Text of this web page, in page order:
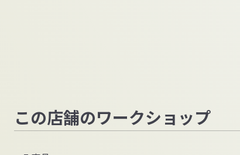
この店舗のワークショップ